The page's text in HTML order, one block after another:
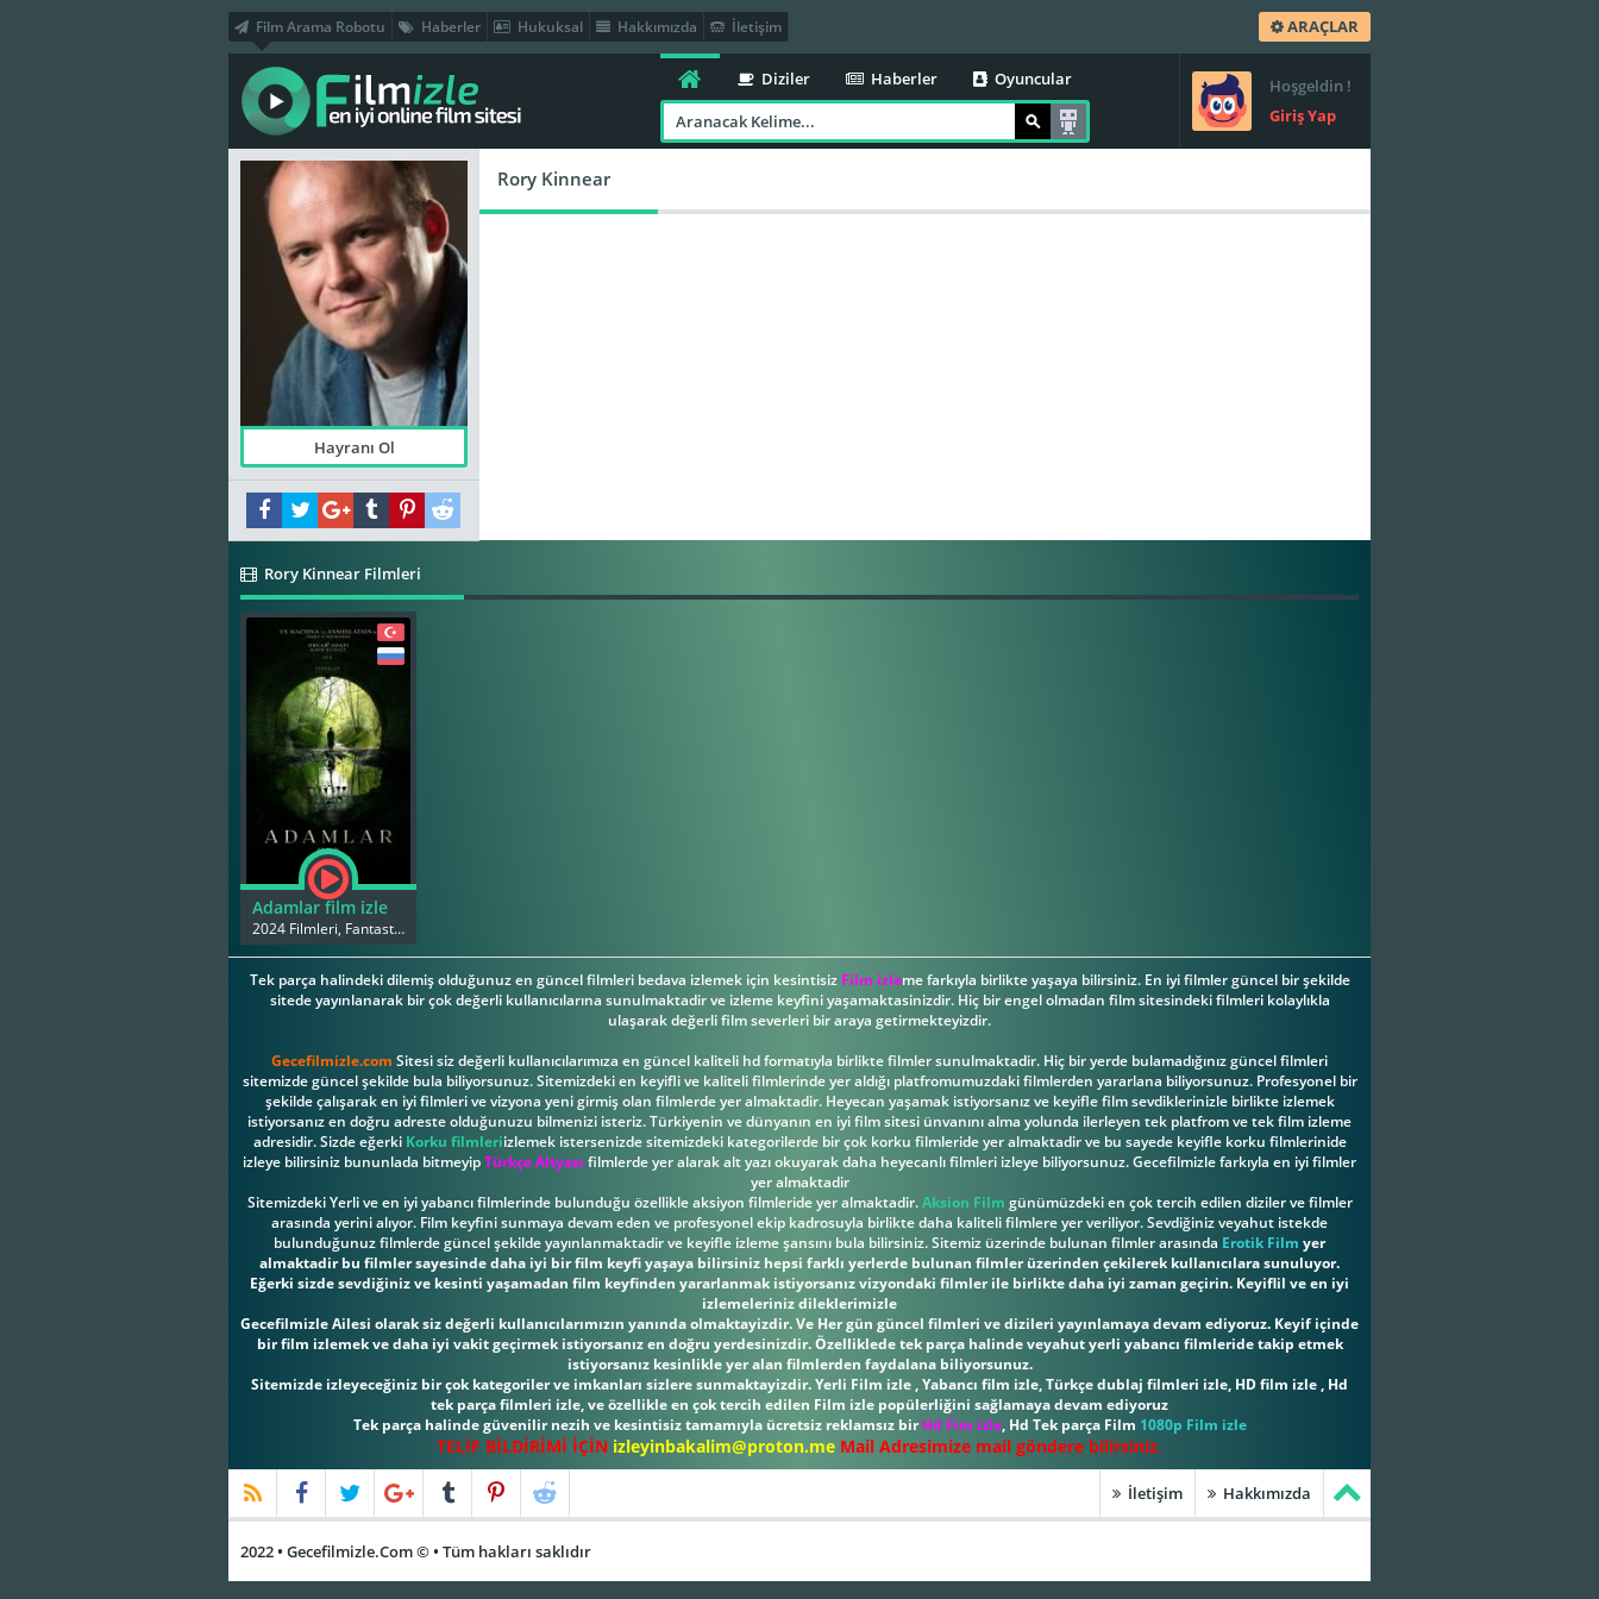
Film Arama Robotu Haberler Hukuksal Hakkımızda İletişim ARAÇLAR
Hoşgeldin !
Giriş Yap
Diziler Haberler Oyuncular
Hayranı Ol
Rory Kinnear
Rory Kinnear Filmleri
Adamlar film izle
2024 Filmleri, Fantastik Filmleri
Tek parça halindeki dilemiş olduğunuz en güncel filmleri bedava izlemek için kesintisiz Film izleme farkıyla birlikte yaşaya bilirsiniz. En iyi filmler güncel bir şekilde
sitede yayınlanarak bir çok değerli kullanıcılarına sunulmaktadir ve izleme keyfini yaşamaktasinizdir. Hiç bir engel olmadan film sitesindeki filmleri kolaylıkla
ulaşarak değerli film severleri bir araya getirmekteyizdir.
Gecefilmizle.com Sitesi siz değerli kullanıcılarımıza en güncel kaliteli hd formatıyla birlikte filmler sunulmaktadir. Hiç bir yerde bulamadığınız güncel filmleri
sitemizde güncel şekilde bula biliyorsunuz. Sitemizdeki en keyifli ve kaliteli filmlerinde yer aldığı platfromumuzdaki filmlerden yararlana biliyorsunuz. Profesyonel bir
şekilde çalışarak en iyi filmleri ve vizyona yeni girmiş olan filmlerde yer almaktadir. Heyecan yaşamak istiyorsanız ve keyifle film sevdiklerinizle birlikte izlemek
istiyorsanız en doğru adreste olduğunuzu bilmenizi isteriz. Türkiyenin ve dünyanın en iyi film sitesi ünvanını alma yolunda ilerleyen tek platfrom ve tek film izleme
adresidir. Sizde eğerki Korku filmleriizlemek istersenizde sitemizdeki kategorilerde bir çok korku filmleride yer almaktadir ve bu sayede keyifle korku filmlerinide
izleye bilirsiniz bununlada bitmeyipTürkçe Altyazı filmlerde yer alarak alt yazı okuyarak daha heyecanlı filmleri izleye biliyorsunuz. Gecefilmizle farkıyla en iyi filmler
yer almaktadir
Sitemizdeki Yerli ve en iyi yabancı filmlerinde bulunduğu özellikle aksiyon filmleride yer almaktadir.Aksion Film günümüzdeki en çok tercih edilen diziler ve filmler
arasında yerini alıyor. Film keyfini sunmaya devam eden ve profesyonel ekip kadrosuyla birlikte daha kaliteli filmlere yer veriliyor. Sevdiğiniz veyahut istekde
bulunduğunuz filmlerde güncel şekilde yayınlanmaktadir ve keyifle izleme şansını bula bilirsiniz. Sitemiz üzerinde bulunan filmler arasında Erotik Film yer
almaktadir bu filmler sayesinde daha iyi bir film keyfi yaşaya bilirsiniz hepsi farklı yerlerde bulunan filmler üzerinden çekilerek kullanıcılara sunuluyor.
Eğerki sizde sevdiğiniz ve kesinti yaşamadan film keyfinden yararlanmak istiyorsanız vizyondaki filmler ile birlikte daha iyi zaman geçirin. Keyiflil ve en iyi
izlemeleriniz dileklerimizle
Gecefilmizle Ailesi olarak siz değerli kullanıcılarımızın yanında olmaktayizdir. Ve Her gün güncel filmleri ve dizileri yayınlamaya devam ediyoruz. Keyif içinde
bir film izlemek ve daha iyi vakit geçirmek istiyorsanız en doğru yerdesinizdir. Özelliklede tek parça halinde veyahut yerli yabancı filmleride takip etmek
istiyorsanız kesinlikle yer alan filmlerden faydalana biliyorsunuz.
Sitemizde izleyeceğiniz bir çok kategoriler ve imkanları sizlere sunmaktayizdir. Yerli Film izle , Yabancı film izle, Türkçe dublaj filmleri izle, HD film izle , Hd
tek parça filmleri izle, ve özellikle en çok tercih edilen Film izle popülerliğini sağlamaya devam ediyoruz
Tek parça halinde güvenilir nezih ve kesintisiz tamamıyla ücretsiz reklamsız birHd Fim izle, Hd Tek parça Film 1080p Film izle
TELİF BİLDİRİMİ İÇİN izleyinbakalim@proton.me Mail Adresimize mail göndere bilirsiniz.
İletişim Hakkımızda
2022 • Gecefilmizle.Com © • Tüm hakları saklıdır